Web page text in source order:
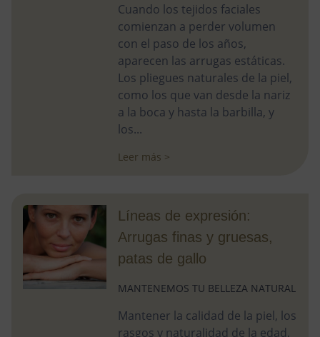
Cuando los tejidos faciales
comienzan a perder volumen
con el paso de los años,
aparecen las arrugas estáticas.
Los pliegues naturales de la piel,
como los que van desde la nariz
a la boca y hasta la barbilla, y
los...
Leer más >
Líneas de expresión:
Arrugas finas y gruesas,
patas de gallo
MANTENEMOS TU BELLEZA NATURAL
Mantener la calidad de la piel, los
rasgos y naturalidad de la edad,